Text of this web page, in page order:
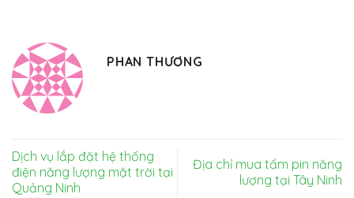
PHAN THƯƠNG
Dịch vụ lắp đặt hệ thống
điện năng lượng mặt trời tại
Quảng Ninh
Địa chỉ mua tấm pin năng
lượng tại Tây Ninh